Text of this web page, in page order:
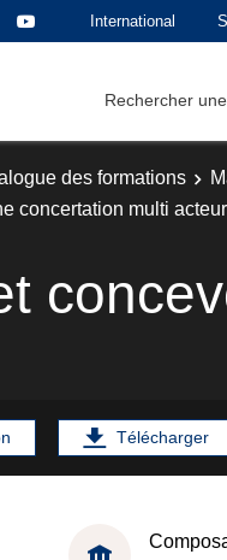
International
Rechercher
des formations
concertation multi
Télécharger